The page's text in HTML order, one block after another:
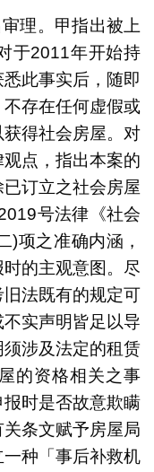
理。甲指出被上
于2011年开始持
此事实后，随即
存在任何虚假或
得社会房屋。对
点，指出本案的
订立之社会房屋
号法律《社会
)项之准确内涵，
的主观意图。尽
法既有的规定可
实声明皆足以导
涉及法定的租赁
的资格相关之事
时是否故意欺瞒
条文赋予房屋局
种「事后补救机